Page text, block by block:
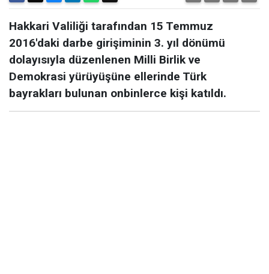
Hakkari Valiliği tarafından 15 Temmuz
2016'daki darbe girişiminin 3. yıl dönümü
dolayısıyla düzenlenen Milli Birlik ve
Demokrasi yürüyüşüne ellerinde Türk
bayrakları bulunan onbinlerce kişi katıldı.